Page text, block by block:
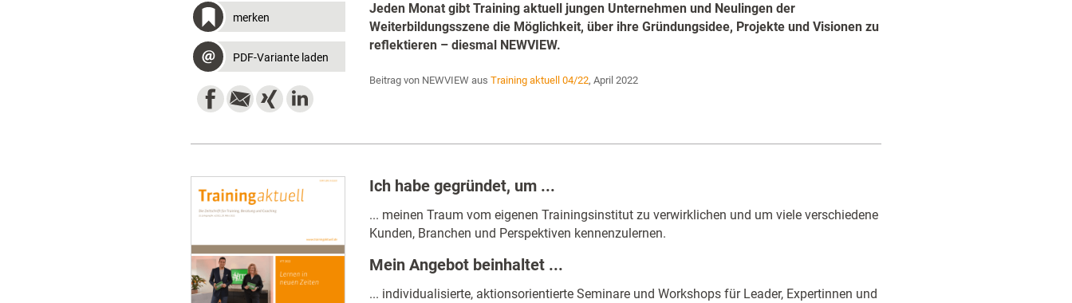
merken
PDF-Variante laden
Jeden Monat gibt Training aktuell jungen Unternehmen und Neulingen der
Weiterbildungsszene die Möglichkeit, über ihre Gründungsidee, Projekte und Visionen zu
­reflektieren – diesmal NEWVIEW.
Beitrag von NEWVIEW aus Training aktuell 04/22, April 2022
Ich habe gegründet, um ...
... meinen Traum vom eigenen Trainingsinstitut zu verwirklichen und um viele verschiedene
Kunden, Branchen und Perspektiven kennenzulernen.
Mein Angebot beinhaltet ...
... individualisierte, aktionsorientierte Seminare und Workshops für Leader, Expertinnen und